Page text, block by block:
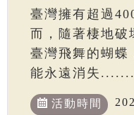
臺灣擁有超過
而，隨著棲地破
臺灣飛舞的蝴蝶
能永遠消失.......
活動時間